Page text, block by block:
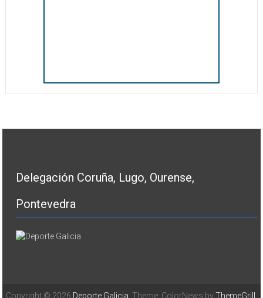
Delegación Coruña, Lugo, Ourense,
Pontevedra
Copyright © 2026 Deporte Galicia . Theme: ColorNews byThemeGrill